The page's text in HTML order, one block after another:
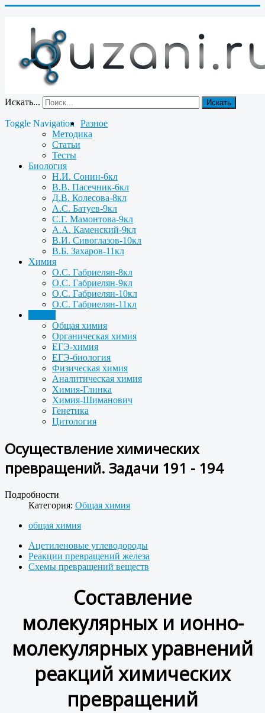
Искать... Искать
Toggle Navigation
Разное
Методика
Статьи
Тесты
Биология
Н.И. Сонин-6кл
В.В. Пасечник-6кл
Д.В. Колесова-8кл
А.С. Батуев-9кл
С.Г. Мамонтова-9кл
А.А. Каменский-9кл
В.И. Сивоглазов-10кл
В.Б. Захаров-11кл
Химия
О.С. Габриелян-8кл
О.С. Габриелян-9кл
О.С. Габриелян-10кл
О.С. Габриелян-11кл
Общая химия
Органическая химия
ЕГЭ-химия
ЕГЭ-биология
Физическая химия
Аналитическая химия
Химия-Глинка
Химия-Шиманович
Генетика
Цитология
Осуществление химических
превращений. Задачи 191 - 194
Подробности
Категория: Общая химия
общая химия
Ацетиленовые углеводороды
Реакции превращений железа
Схемы превращений веществ
Составление
молекулярных и ионно-
молекулярных уравнений
реакций химических
превращений